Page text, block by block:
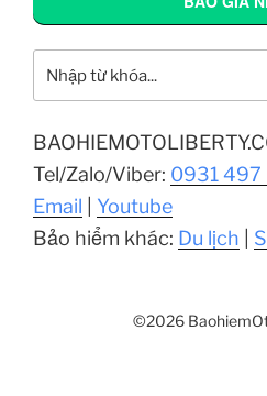
Tel/Zalo/Viber: 0931 497
Email
Youtube
Bảo hiểm khác: Du lịch
©2026